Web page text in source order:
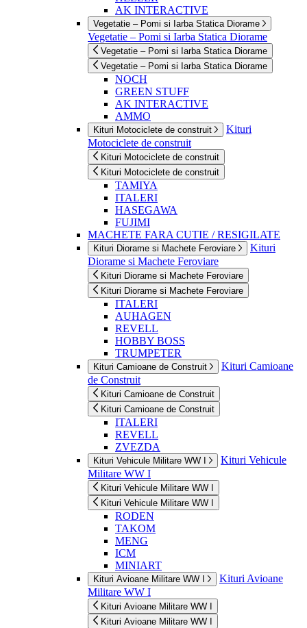
AK INTERACTIVE
Vegetatie – Pomi si Iarba Statica Diorame
Vegetatie – Pomi si Iarba Statica Diorame
Vegetatie – Pomi si Iarba Statica Diorame
Vegetatie – Pomi si Iarba Statica Diorame
NOCH
GREEN STUFF
AK INTERACTIVE
AMMO
Kituri Motociclete de construit
Kituri
Motociclete de construit
Kituri Motociclete de construit
Kituri Motociclete de construit
TAMIYA
ITALERI
HASEGAWA
FUJIMI
MACHETE FARA CUTIE / RESIGILATE
Kituri Diorame si Machete Feroviare
Kituri
Diorame si Machete Feroviare
Kituri Diorame si Machete Feroviare
Kituri Diorame si Machete Feroviare
ITALERI
AUHAGEN
REVELL
HOBBY BOSS
TRUMPETER
Kituri Camioane de Construit
Kituri Camioane
de Construit
Kituri Camioane de Construit
Kituri Camioane de Construit
ITALERI
REVELL
ZVEZDA
Kituri Vehicule Militare WW I
Kituri Vehicule
Militare WW I
Kituri Vehicule Militare WW I
Kituri Vehicule Militare WW I
RODEN
TAKOM
MENG
ICM
MINIART
Kituri Avioane Militare WW I
Kituri Avioane
Militare WW I
Kituri Avioane Militare WW I
Kituri Avioane Militare WW I